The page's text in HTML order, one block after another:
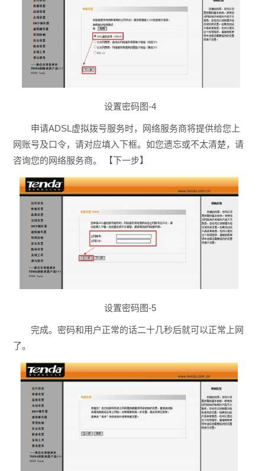
设置密码图-4
申请ADSL虚拟拨号服务时，网络服务商将提供给您上
网账号及口令，请对应填入下框。如您遗忘或不太清楚，请
咨询您的网络服务商。 【下一步】
设置密码图-5
完成。密码和用户正常的话二十几秒后就可以正常上网
了。